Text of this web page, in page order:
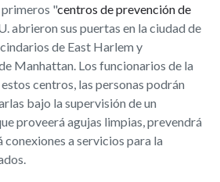
primeros "centros de prevención de
abrieron sus puertas en la ciudad de
de East Harlem y
Manhattan. Los funcionarios de la
centros, las personas podrán
bajo la supervisión de un
proveerá agujas limpias, prevendrá
a servicios para la